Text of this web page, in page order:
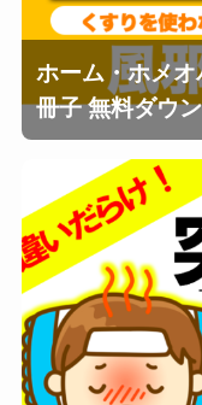
ホーム・ホメ
冊子 無料ダウ